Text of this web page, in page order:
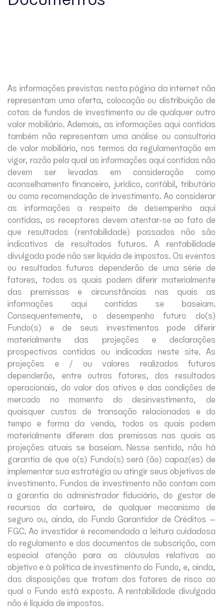
As informações previstas nesta página da internet não
representam uma oferta, colocação ou distribuição de
cotas de fundos de investimento ou de qualquer outro
valor mobiliário. Ademais, as informações aqui contidas
também não representam uma análise ou consultoria
de valor mobiliário, nos termos da regulamentação em
vigor, razão pela qual as informações aqui contidas não
devem ser levadas em consideração como
aconselhamento financeiro, jurídico, contábil, tributário
ou como recomendação de investimento. Ao considerar
as informações a respeito de desempenho aqui
contidas, os receptores devem atentar-se ao fato de
que resultados (rentabilidade) passados não são
indicativos de resultados futuros. A rentabilidade
divulgada pode não ser líquida de impostos. Os eventos
ou resultados futuros dependerão de uma série de
fatores, todos os quais podem diferir materialmente
das premissas e circunstâncias nas quais as
informações aqui contidas se baseiam.
Consequentemente, o desempenho futuro do(s)
Fundo(s) e de seus investimentos pode diferir
materialmente das projeções e declarações
prospectivas contidas ou indicadas neste site. As
projeções e / ou valores realizados futuros
dependerão, entre outros fatores, dos resultados
operacionais, do valor dos ativos e das condições de
mercado no momento do desinvestimento, de
quaisquer custos de transação relacionados e do
tempo e forma da venda, todos os quais podem
materialmente diferem das premissas nas quais as
projeções atuais se baseiam. Nesse sentido, não há
garantia de que o(s) Fundo(s) será (ão) capaz(es) de
implementar sua estratégia ou atingir seus objetivos de
investimento. Fundos de investimento não contam com
a garantia do administrador fiduciário, do gestor de
recursos da carteira, de qualquer mecanismo de
seguro ou, ainda, do Fundo Garantidor de Créditos –
FGC. Ao investidor é recomendada a leitura cuidadosa
do regulamento e dos documentos de subscrição, com
especial atenção para as cláusulas relativas ao
objetivo e à política de investimento do Fundo, e, ainda,
das disposições que tratam dos fatores de risco ao
qual o Fundo está exposto. A rentabilidade divulgada
não é líquida de impostos.